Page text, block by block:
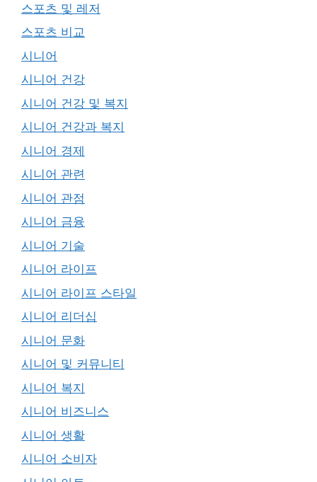
스포츠 및 레저
스포츠 비교
시니어
시니어 건강
시니어 건강 및 복지
시니어 건강과 복지
시니어 경제
시니어 관련
시니어 관점
시니어 금융
시니어 기술
시니어 라이프
시니어 라이프 스타일
시니어 리더십
시니어 문화
시니어 및 커뮤니티
시니어 복지
시니어 비즈니스
시니어 생활
시니어 소비자